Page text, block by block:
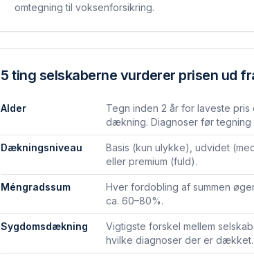
omtegning til voksenforsikring.
5 ting selskaberne vurderer prisen ud
Alder
Tegn inden 2 år for laveste
dækning. Diagnoser før tegning
Dækningsniveau
Basis (kun ulykke), udvidet
eller premium (fuld).
Méngradssum
Hver fordobling af summen
ca. 60–80%.
Sygdomsdækning
Vigtigste forskel mellem
hvilke diagnoser der er dækket.